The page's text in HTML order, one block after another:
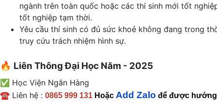
ngành trên toàn quốc hoặc các thí sinh mới tốt
tốt nghiệp tạm thời.
Yêu cầu thí sinh có đủ sức khoẻ không đang trong
truy cứu trách nhiệm hình sự.
🔥 Liên Thông Đại Học Năm - 2025
✅ Học Viện Ngân Hàng
☎️ Liên hệ : 0865 999 131 Hoặc Add Zalo để được